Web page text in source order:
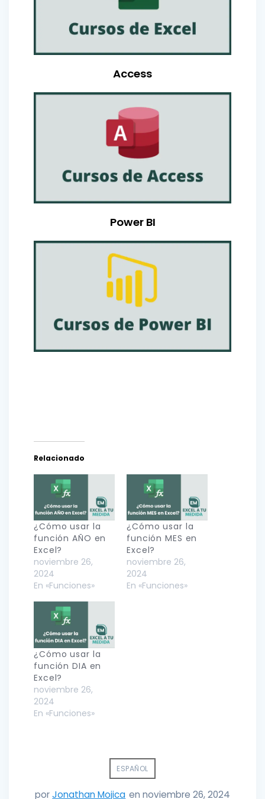
Access
Power BI
Relacionado
¿Cómo usar la
función AÑO en
Excel?
noviembre 26,
2024
En «Funciones»
¿Cómo usar la
función MES en
Excel?
noviembre 26,
2024
En «Funciones»
¿Cómo usar la
función DIA en
Excel?
noviembre 26,
2024
En «Funciones»
ESPAÑOL
porJonathan Mojica en noviembre 26, 2024